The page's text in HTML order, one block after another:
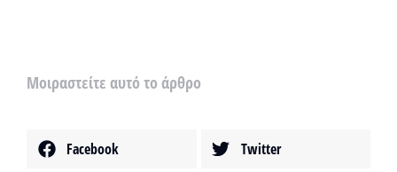
Μοιραστείτε αυτό το άρθρο
Facebook Twitter